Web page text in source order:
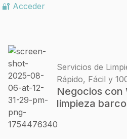
🔐 Acceder
Servicios de
Rápido, Fácil y
Negocios con
limpieza